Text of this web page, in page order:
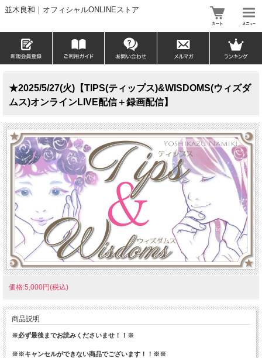
並木良和｜オフィシャルONLINEストア
★2025/5/27(火)【TIPS(ティップス)&WISDOMS(ウィズダ
ムス)オンラインLIVE配信＋録画配信】
価格:5,000円(税込)
商品説明
※必ず最後までお読みくださいませ！！※
※※キャンセルができない商品でございます！！※※